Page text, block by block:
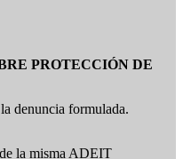
PROTECCIÓN DE
denuncia formulada.
la misma ADEIT